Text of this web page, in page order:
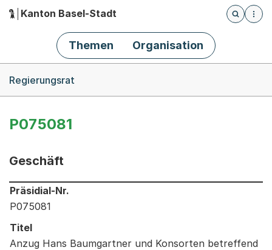
Hauptnavigation
Kanton Basel-Stadt
Öffnet
Themen Organisation
Regierungsrat
P075081
Geschäft
Informationen zum Ausgewählten Geschäft
Präsidial-Nr.
P075081
Titel
Anzug Hans Baumgartner und Konsorten betreffend